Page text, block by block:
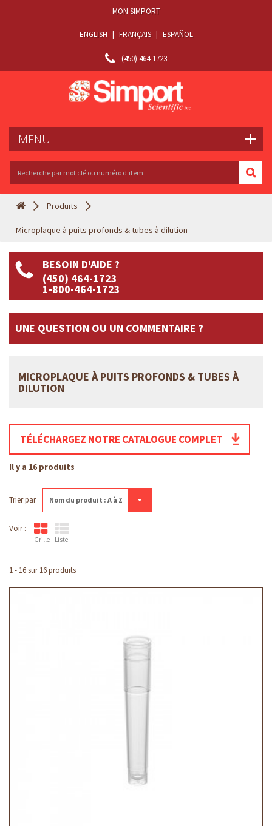
(450) 464-1723
ENGLISH | FRANÇAIS | ESPAÑOL
MON SIMPORT
MENU
Produits
Microplaque à puits profonds & tubes à dilution
BESOIN D'AIDE ?
(450) 464-1723
1-800-464-1723
UNE QUESTION OU UN COMMENTAIRE ?
MICROPLAQUE À PUITS PROFONDS & TUBES À
DILUTION
TÉLÉCHARGEZ NOTRE CATALOGUE COMPLET
Il y a 16 produits
Trier par Nom du produit : A à Z
Voir :
Grille Liste
1 - 16 sur 16 produits